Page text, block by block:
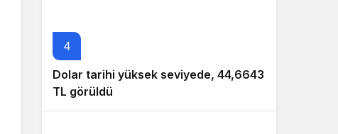
4
Dolar tarihi yüksek seviyede, 44,6643
TL görüldü